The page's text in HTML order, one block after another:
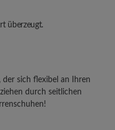
überzeugt.
sich flexibel an Ihren
durch seitlichen